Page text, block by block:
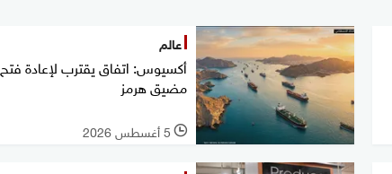
عالم
أكسيوس: اتفاق يقترب لإعادة فتح
مضيق هرمز
l 5 أغسطس 2026